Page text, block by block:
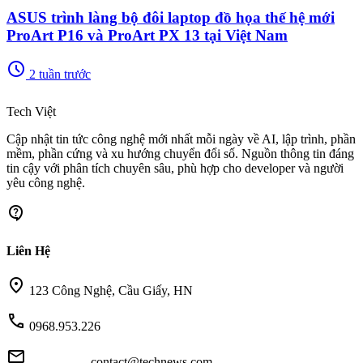
ASUS trình làng bộ đôi laptop đồ họa thế hệ mới
ProArt P16 và ProArt PX 13 tại Việt Nam
schedule 2 tuần trước
Tech Việt
Cập nhật tin tức công nghệ mới nhất mỗi ngày về AI, lập trình, phần
mềm, phần cứng và xu hướng chuyển đổi số. Nguồn thông tin đáng
tin cậy với phân tích chuyên sâu, phù hợp cho developer và người
yêu công nghệ.
contact_support
Liên Hệ
location_on 123 Công Nghệ, Cầu Giấy, HN
call 0968.953.226
mail